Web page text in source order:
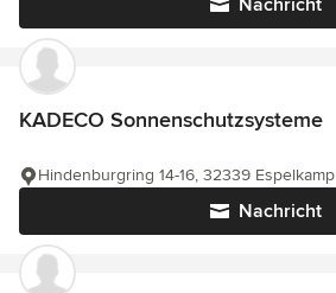
Nachricht
KADECO Sonnenschutzsysteme
Nachricht
Hindenburgring 14-16, 32339 Espelkamp